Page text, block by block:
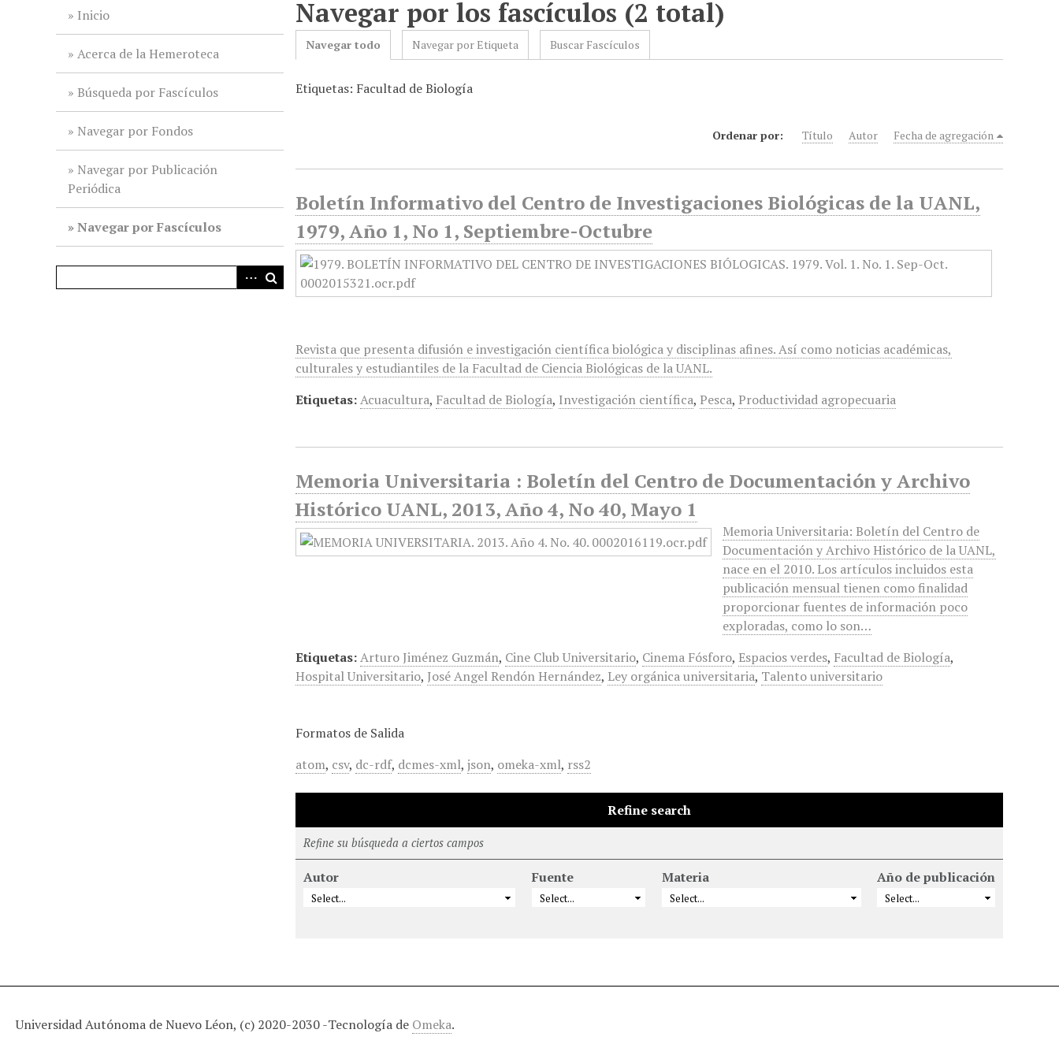
Inicio
Acerca de la Hemeroteca
Búsqueda por Fascículos
Navegar por Fondos
Navegar por Publicación
Periódica
Navegar por Fascículos
Navegar por los fascículos (2 total)
Navegar todo Navegar por Etiqueta Buscar Fascículos
Etiquetas: Facultad de Biología
Ordenar por: Título Autor Fecha de agregación
Boletín Informativo del Centro de Investigaciones Biológicas de la UANL,
1979, Año 1, No 1, Septiembre-Octubre
Revista que presenta difusión e investigación científica biológica y disciplinas afines. Así como noticias académicas,
culturales y estudiantiles de la Facultad de Ciencia Biológicas de la UANL.
Etiquetas:Acuacultura, Facultad de Biología, Investigación científica, Pesca, Productividad agropecuaria
Memoria Universitaria : Boletín del Centro de Documentación y Archivo
Histórico UANL, 2013, Año 4, No 40, Mayo 1
Memoria Universitaria: Boletín del Centro de
Documentación y Archivo Histórico de la UANL,
nace en el 2010. Los artículos incluidos esta
publicación mensual tienen como finalidad
proporcionar fuentes de información poco
exploradas, como lo son…
Etiquetas:Arturo Jiménez Guzmán, Cine Club Universitario, Cinema Fósforo, Espacios verdes, Facultad de Biología,
Hospital Universitario, José Angel Rendón Hernández, Ley orgánica universitaria, Talento universitario
Formatos de Salida
atom, csv, dc-rdf, dcmes-xml,json, omeka-xml, rss2
Refine search
Refine su búsqueda a ciertos campos
Autor Fuente Materia Año de publicación
Universidad Autónoma de Nuevo Léon, (c) 2020-2030 -Tecnología de Omeka.